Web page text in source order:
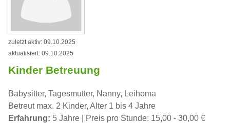
zuletzt aktiv: 09.10.2025
aktualisiert: 09.10.2025
Kinder Betreuung
Babysitter, Tagesmutter, Nanny, Leihoma
Betreut max. 2 Kinder, Alter 1 bis 4 Jahre
Erfahrung: 5 Jahre | Preis pro Stunde: 15,00 - 30,00 €